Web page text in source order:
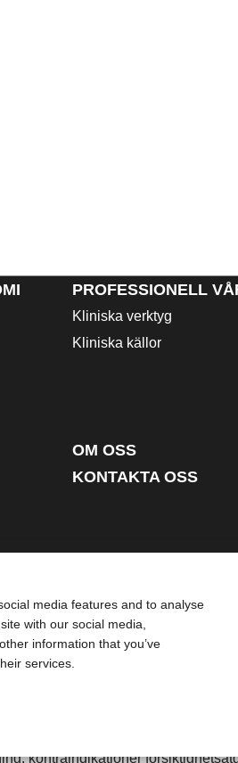
media features and to analyse
with our social media,
information that you’ve
services.
PROFESSIONELL
Kliniska verktyg
Kliniska källor
OM OSS
KONTAKTA OSS
för de råd du får av din
situationer. Om du är i en akut
kontraindikationer